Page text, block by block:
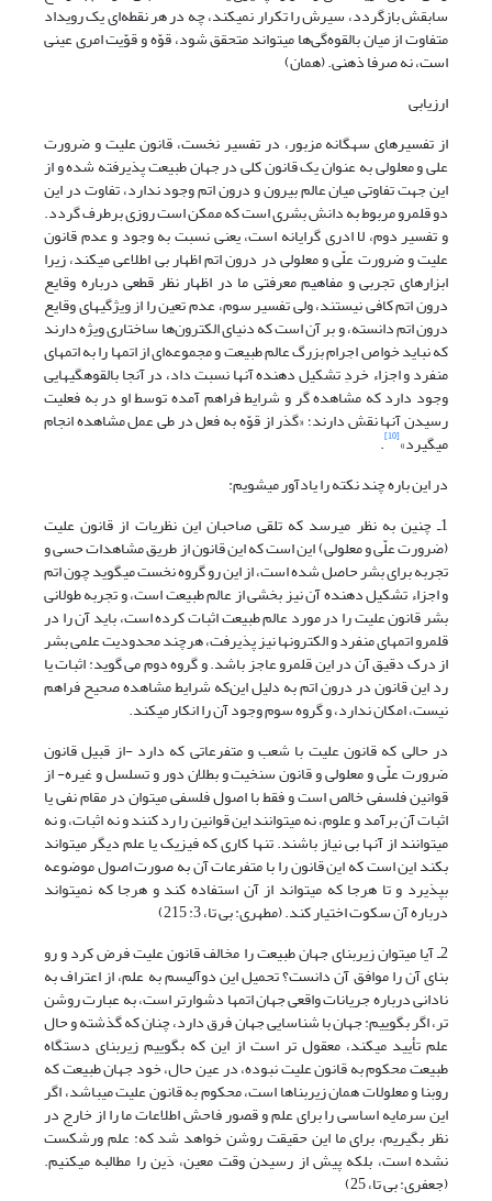
سابقش بازگردد، سیرش را تکرار نمی‎کند، چه در هر نقطه‌ای یک رویداد
متفاوت از میان بالقوه‌گی‌ها می‎تواند متحقق شود، قوّه و قوّیت امری عینی
است، نه صرفا ذهنی. (همان)
ارزیابی
از تفسیرهای سه‎گانه مزبور، در تفسیر نخست، قانون علیت و ضرورت
علی و معلولی به عنوان یک قانون کلی در جهان طبیعت پذیرفته شده و از
این جهت تفاوتی میان عالم بیرون و درون اتم وجود ندارد، تفاوت در این
دو قلمرو مربوط به دانش بشری است که ممکن است روزی برطرف گردد.
و تفسیر دوم، لا ادری گرایانه است، یعنی نسبت به وجود و عدم قانون
علیت و ضرورت علّی و معلولی در درون اتم اظهار بی اطلاعی می‎کند، زیرا
ابزارهای تجربی و مفاهیم معرفتی ما در اظهار نظر قطعی درباره وقایع
درون اتم کافی نیستند، ولی تفسیر سوم، عدم تعین را از ویژگی‎های وقایع
درون اتم دانسته، و بر آن است که دنیای الکترون‌ها ساختاری ویژه دارند
که نباید خواص اجرام بزرگ عالم طبیعت و مجموعه‌ای از اتم‎ها را به اتم‎های
منفرد و اجزاء خردِ تشکیل دهنده آنها نسبت داد، در آنجا بالقوه‎گی‎هایی
وجود دارد که مشاهده گر و شرایط فراهم آمده توسط او در به فعلیت
رسیدن آنها نقش دارند؛ «گذر از قوّه به فعل در طی عمل مشاهده انجام
[10]
.
در این باره چند نکته را یادآور ‌‎می‎شویم:
1ـ چنین به نظر ‌‎می‎رسد که تلقی صاحبان این نظریات از قانون علیت
(ضرورت علّی و معلولی) این است که این قانون از طریق مشاهدات حسی و
تجربه برای بشر حاصل شده است، از این رو گروه نخست ‌‎می‎گوید چون اتم
و اجزاء تشکیل دهنده آن نیز بخشی از عالم طبیعت است، و تجربه طولانی
بشر قانون علیت را در مورد عالم طبیعت اثبات کرده است، باید آن را در
قلمرو اتم‎های منفرد و الکترون‎ها نیز پذیرفت، هرچند محدودیت علمی بشر
از درک دقیق آن در این قلمرو عاجز باشد. و گروه دوم می گوید: اثبات یا
رد این قانون در درون اتم به دلیل این‌که شرایط مشاهده صحیح فراهم
نیست، امکان ندارد، و گروه سوم وجود آن را انکار می‎کند.
در حالی که قانون علیت با شعب و متفرعاتی که دارد -از قبیل قانون
ضرورت علّی و معلولی و قانون سنخیت و بطلان دور و تسلسل و غیره- از
قوانین فلسفی خالص است و فقط با اصول فلسفی می‎توان در مقام نفی یا
اثبات آن برآمد و علوم، نه می‎توانند این قوانین را رد کنند و نه اثبات، و نه
می‎توانند از آنها بی نیاز باشند. تنها کاری که فیزیک یا علم دیگر می‎تواند
بکند این است که این قانون را با متفرعات آن به صورت اصول موضوعه
بپذیرد و تا هرجا که می‎تواند از آن استفاده کند و هرجا که نمی‎تواند
درباره آن سکوت اختیار کند. (مطهری: بی تا، 3: 215)
2ـ آیا می‎توان زیربنای جهان طبیعت را مخالف قانون علیت فرض کرد و رو
بنای آن را موافق آن دانست؟ تحمیل این دوآلیسم به علم، از اعتراف به
نادانی درباره جریانات واقعی جهان اتم‎ها دشوارتر است، به عبارت روشن
تر، اگر بگوییم: جهان با شناسایی جهان فرق دارد، چنان که گذشته و حال
علم تأیید می‎کند، معقول تر است از این که بگوییم زیربنای دستگاه
طبیعت محکوم به قانون علیت نبوده، در عین حال، خود جهان طبیعت که
روبنا و معلولات همان زیربناها است، محکوم به قانون علیت ‌‎می‎باشد، اگر
این سرمایه اساسی را برای علم و قصور فاحش اطلاعات ما را از خارج در
نظر بگیریم، برای ما این حقیقت روشن خواهد شد که: علم ورشکست
نشده است، بلکه پیش از رسیدن وقت معین، دَین را مطالبه می‎کنیم.
(جعفری: بی تا، 25)